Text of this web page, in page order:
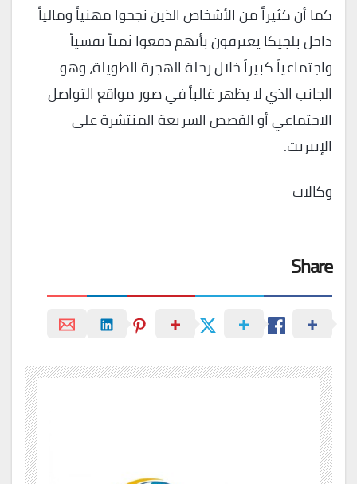
كما أن كثيراً من الأشخاص الذين نجحوا مهنياً ومالياً
داخل بلجيكا يعترفون بأنهم دفعوا ثمناً نفسياً
واجتماعياً كبيراً خلال رحلة الهجرة الطويلة، وهو
الجانب الذي لا يظهر غالباً في صور مواقع التواصل
الاجتماعي أو القصص السريعة المنتشرة على
الإنترنت.
وكالات
Share